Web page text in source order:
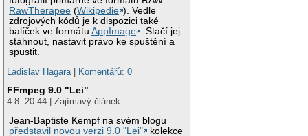
RawTherapee (Wikipedie ). Vedle
zdrojových kódů je k dispozici také
balíček ve formátuAppImage
. Stačí jej
stáhnout, nastavit právo ke spuštění a
spustit.
Ladislav Hagara| Komentářů: 0
FFmpeg 9.0 "Lei"
4.8. 20:44 | Zajímavý článek
Jean-Baptiste Kempf na svém blogu
představil novou verzi 9.0 "Lei"
kolekce